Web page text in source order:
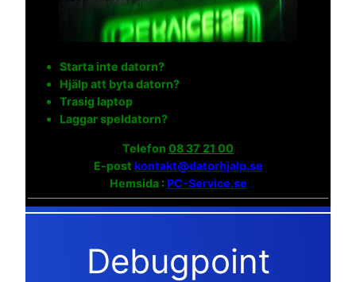
Starta inte datorn?
Hjälp att byta datorn?
Trasig laptop
Laggar speldatorn?
Telefon 08 37 21 00
E-post kontakt@datorhjalp.se
Hemsida :PC-Service.se
Debugpoint